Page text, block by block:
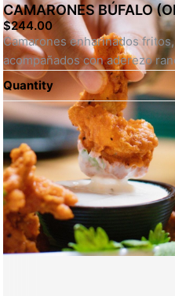
CAMARONES BÚFALO
$244.00
Camarones enharinados
acompañados con aderezo
Quantity
Create